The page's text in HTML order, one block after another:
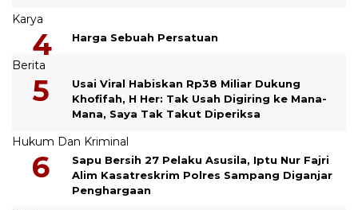
Karya
Harga Sebuah Persatuan
Berita
Usai Viral Habiskan Rp38 Miliar Dukung
Khofifah, H Her: Tak Usah Digiring ke Mana-
Mana, Saya Tak Takut Diperiksa
Hukum Dan Kriminal
Sapu Bersih 27 Pelaku Asusila, Iptu Nur Fajri
Alim Kasatreskrim Polres Sampang Diganjar
Penghargaan